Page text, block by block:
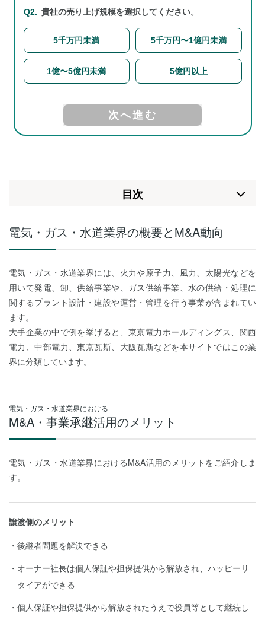
⽬次
電気・ガス・水道業界の概要とM&A動向
電気・ガス・水道業界には、火力や原子力、風力、太陽光などを
用いて発電、卸、供給事業や、ガス供給事業、水の供給・処理に
関するプラント設計・建設や運営・管理を行う事業が含まれてい
ます。
大手企業の中で例を挙げると、東京電力ホールディングス、関西
電力、中部電力、東京瓦斯、大阪瓦斯などを本サイトではこの業
界に分類しています。
電気・ガス・水道業界における
M&A・事業承継活用のメリット
電気・ガス・水道業界におけるM&A活用のメリットをご紹介しま
す。
譲渡側のメリット
後継者問題を解決できる
オーナー社長は個人保証や担保提供から解放され、ハッピーリ
タイアができる
個人保証や担保提供から解放されたうえで役員等として継続し